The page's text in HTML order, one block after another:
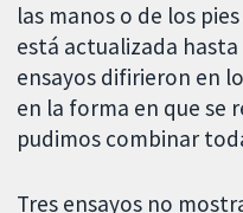
las manos o de los
está actualizada hasta
ensayos difirieron en
en la forma en que se
pudimos combinar
Tres ensayos no